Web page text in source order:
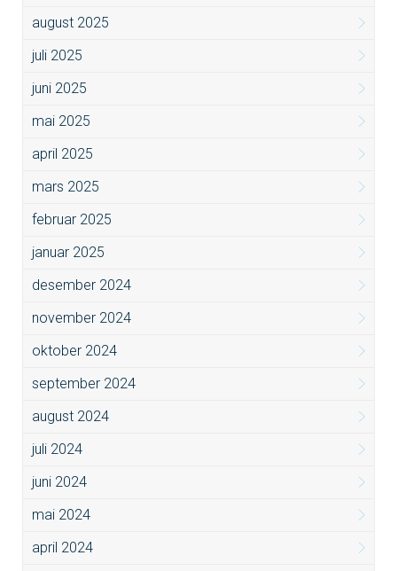
august 2025
juli 2025
juni 2025
mai 2025
april 2025
mars 2025
februar 2025
januar 2025
desember 2024
november 2024
oktober 2024
september 2024
august 2024
juli 2024
juni 2024
mai 2024
april 2024